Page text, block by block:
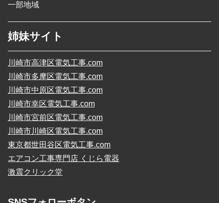
一部地域
姉妹サイト
川崎市高津区電気工事.com
川崎市多摩区電気工事.com
川崎市中原区電気工事.com
川崎市幸区電気工事.com
川崎市宮前区電気工事.com
川崎市川崎区電気工事.com
東京都世田谷区電気工事.com
エアコン工事専門店 くじら電器
激震クリック堂